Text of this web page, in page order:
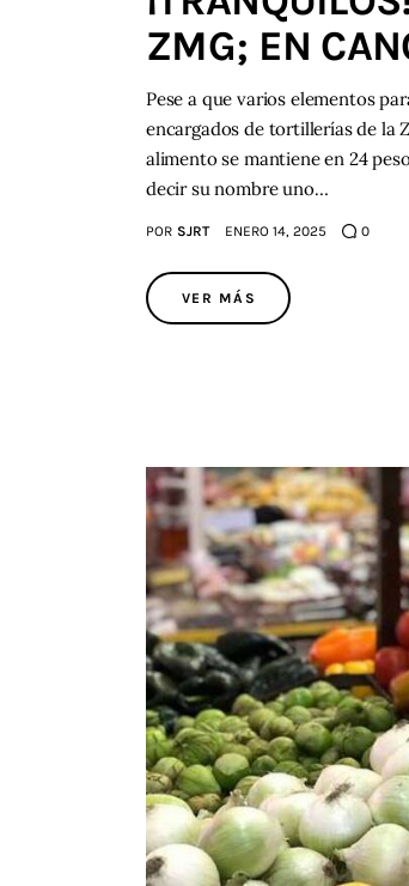
ZMG; EN
Pese a que varios elementos
encargados de tortillerías de la
alimento se mantiene en 24
decir su nombre uno…
POR SJRT ENERO 14, 2025 0
VER MÁS